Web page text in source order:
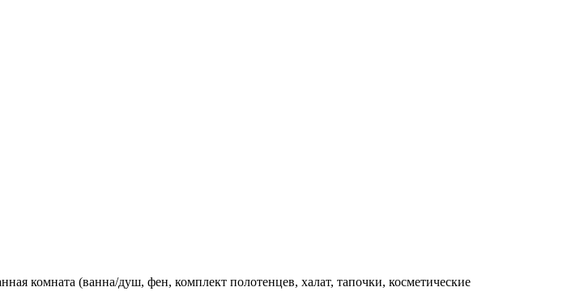
комната (ванна/душ, фен, комплект полотенцев, халат, тапочки, косметические